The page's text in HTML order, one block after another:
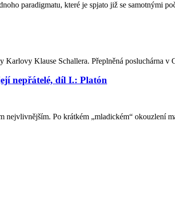
paradigmatu, které je spjato již se samotnými
Karlovy Klause Schallera. Přeplněná posluchárna
nepřátelé, díl I.: Platón
Po krátkém „mladickém“ okouzlení